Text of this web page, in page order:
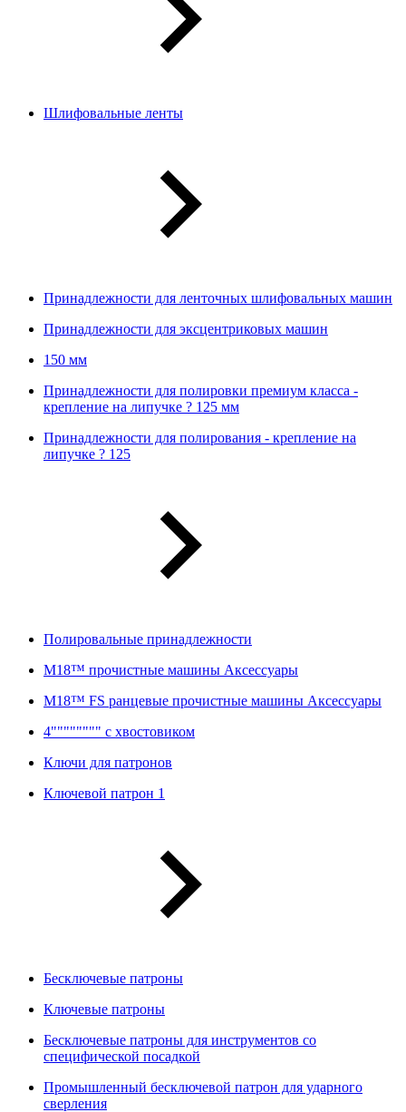
Шлифовальные ленты
Принадлежности для ленточных шлифовальных машин
Принадлежности для эксцентриковых машин
150 мм
Принадлежности для полировки премиум класса -
крепление на липучке ? 125 мм
Принадлежности для полирования - крепление на
липучке ? 125
Полировальные принадлежности
M18™ прочистные машины Аксессуары
M18™ FS ранцевые прочистные машины Аксессуары
4"""""""" с хвостовиком
Ключи для патронов
Ключевой патрон 1
Бесключевые патроны
Ключевые патроны
Бесключевые патроны для инструментов со
специфической посадкой
Промышленный бесключевой патрон для ударного
сверления